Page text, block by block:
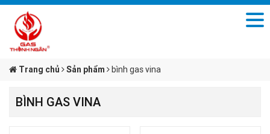
Trang chủ Sản phẩm bình gas vina
BÌNH GAS VINA